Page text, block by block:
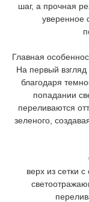
шаг, а прочная
уверенное
Главная
На первый взгляд
благодаря
попадании
переливаются
зеленого,
верх из сетки